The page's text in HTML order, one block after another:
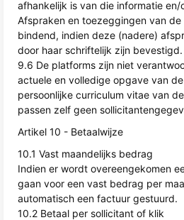
afhankelijk is van die informatie
Afspraken en toezeggingen van
bindend, indien deze (nadere)
door haar schriftelijk zijn bevestigd.
9.6 De platforms zijn niet
actuele en volledige opgave van
persoonlijke curriculum vitae van
passen zelf geen
Artikel 10 - Betaalwijze
10.1 Vast maandelijks bedrag
Indien er wordt overeengekomen
gaan voor een vast bedrag per
automatisch een factuur gestuurd.
10.2 Betaal per sollicitant of klik